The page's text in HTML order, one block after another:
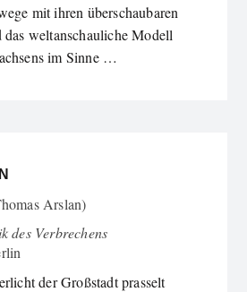
mit ihren überschaubaren
weltanschauliche Modell
im Sinne …
Arslan)
des Verbrechens
der Großstadt prasselt